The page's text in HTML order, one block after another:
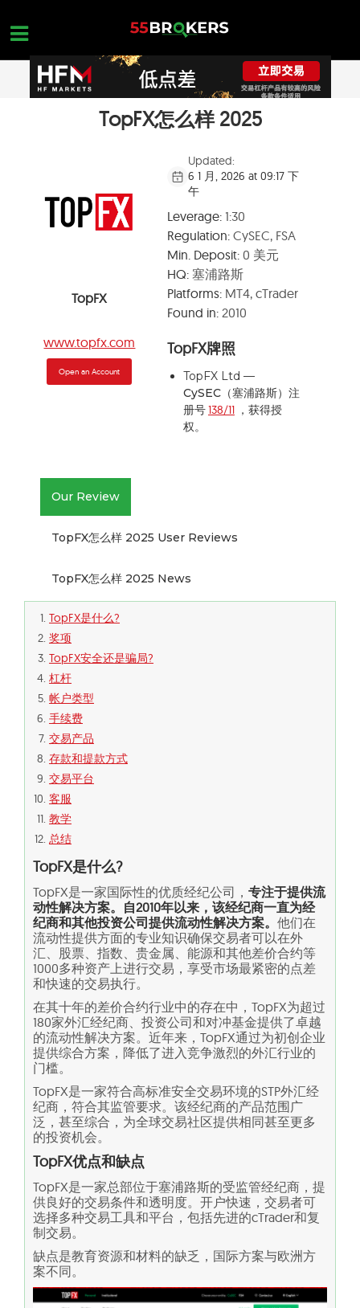
content
开设一个免费账户
TopFX怎么样 2025
TopFX
www.topfx.com
Open an Account
Updated:
6 1 月, 2026 at 09:17 下
午
Leverage:1:30
Regulation:CySEC, FSA
Min. Deposit:0 美元
HQ:塞浦路斯
Platforms:MT4, cTrader
Found in:2010
TopFX牌照
TopFX Ltd —
CySEC（塞浦路斯） 注
册号138/11 ，获得授
权。
Our Review
TopFX怎么样 2025 User Reviews
TopFX怎么样 2025 News
TopFX是什么?
奖项
TopFX安全还是骗局?
杠杆
帐户类型
手续费
交易产品
存款和提款方式
交易平台
客服
教学
总结
TopFX是什么?
TopFX是一家国际性的优质经纪公司， 专注于提供流
动性解决方案。自2010年以来，该经纪商一直为经
纪商和其他投资公司提供流动性解决方案。 他们在
流动性提供方面的专业知识确保交易者可以在外
汇、股票、指数、贵金属、能源和其他差价合约等
1000多种资产上进行交易，享受市场最紧密的点差
和快速的交易执行。
在其十年的差价合约行业中的存在中，TopFX为超过
180家外汇经纪商、投资公司和对冲基金提供了卓越
的流动性解决方案。近年来，TopFX通过为初创企业
提供综合方案，降低了进入竞争激烈的外汇行业的
门槛。
TopFX是一家符合高标准安全交易环境的STP外汇经
纪商，符合其监管要求。该经纪商的产品范围广
泛，甚至综合，为全球交易社区提供相同甚至更多
的投资机会。
TopFX优点和缺点
TopFX是一家总部位于塞浦路斯的受监管经纪商，提
供良好的交易条件和透明度。开户快速，交易者可
选择多种交易工具和平台，包括先进的cTrader和复
制交易。
缺点是教育资源和材料的缺乏，国际方案与欧洲方
案不同。